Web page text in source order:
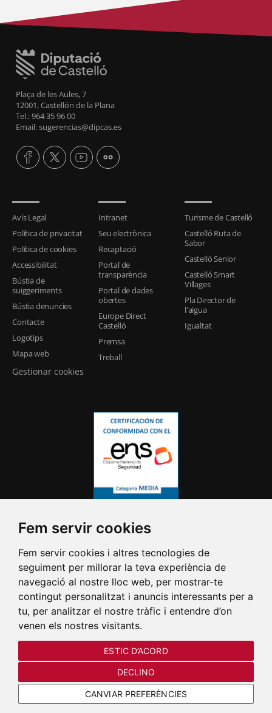
Fem servir cookies
Fem servir cookies i altres tecnologies de
seguiment per millorar la teva experiència de
navegació al nostre lloc web, per mostrar-te
contingut personalitzat i anuncis interessants per a
tu, per analitzar el nostre tràfic i entendre d’on
venen els nostres visitants.
ESTIC D’ACORD
DECLINO
CANVIAR PREFERÈNCIES
Plaça de les Aules, 7
12001, Castellón de la Plana
Tel.: 964 35 96 00
Email: sugerencias@dipcas.es
Avís Legal
Política de privacitat
Política de cookies
Accessibilitat
Bústia de
suiggeriments
Bústia denuncies
Contacte
Logotips
Mapa web
Gestionar cookies
Intranet
Seu electrònica
Recaptació
Portal de
transparència
Portal de dades
obertes
Europe Direct
Castelló
Premsa
Treball
Turisme de Castelló
Castelló Ruta de
Sabor
Castelló Senior
Castelló Smart
Villages
Pla Director de
l'aigua
Igualtat